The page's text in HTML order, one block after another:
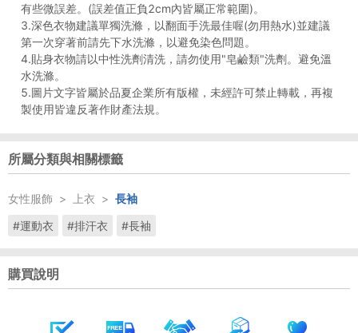
有些微誤差。(誤差值正負2cm內皆屬正常範圍)。
3.深色衣物建議單獨洗滌，以翻面手洗最佳喔(勿用熱水)並建議
第一次穿著前請先下水洗滌，以避免染色問題。
4.貼身衣物請以中性洗劑清洗，請勿使用"皂鹼類"洗劑。避免溫
水洗滌。
5.圖片文字皆屬於品夏企業所有版權，未經許可禁止轉載，再複
製使用皆違反著作財產法規。
所屬分類與相關標籤
女性服飾 > 上衣 > 長袖
#運動衣
#排汗衣 #長袖
購買說明